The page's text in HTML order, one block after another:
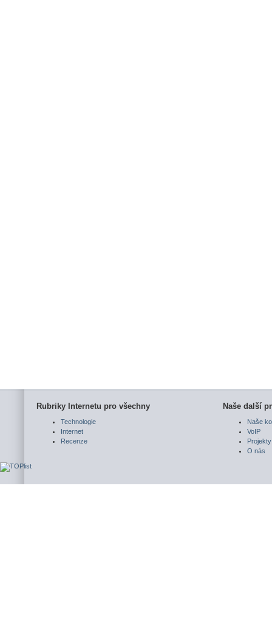
Rubriky Internetu pro všechny
Technologie
Internet
Recenze
Naše další
Naše
VoIP
Projekty
O nás